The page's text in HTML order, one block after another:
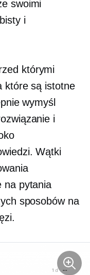
swoimi
i
którymi
które są istotne
wymyśl
i
Wątki
na pytania
sposobów na